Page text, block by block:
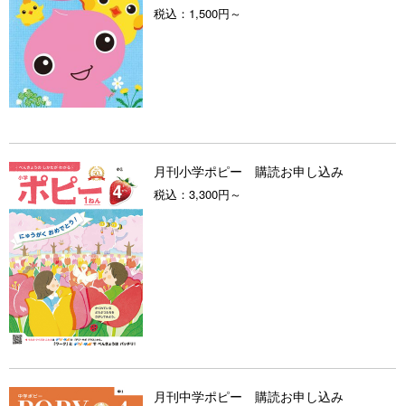
税込： 1,500円～
月刊小学ポピー 購読お申し込み
税込： 3,300円～
月刊中学ポピー 購読お申し込み